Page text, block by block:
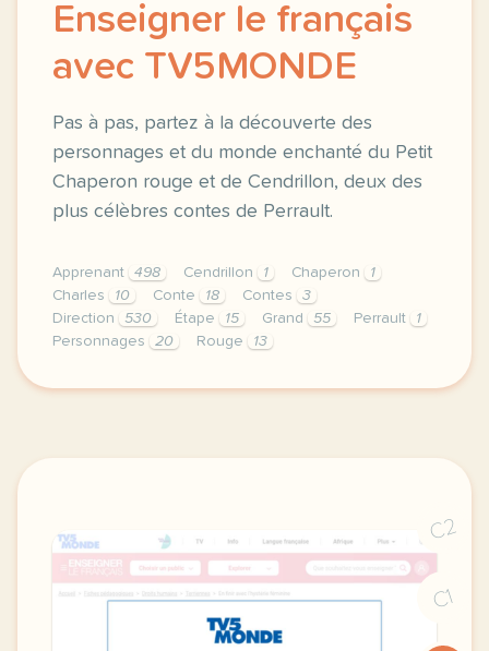
Enseigner le français
avec TV5MONDE
Pas à pas, partez à la découverte des
personnages et du monde enchanté du Petit
Chaperon rouge et de Cendrillon, deux des
plus célèbres contes de Perrault.
Apprenant 498 Cendrillon 1 Chaperon
1
Charles
10 Conte 18 Contes
3
Direction
530 Étape 15 Grand 55 Perrault
1
Personnages
20 Rouge 13
didomi host didomi components button cursor
C2
C1